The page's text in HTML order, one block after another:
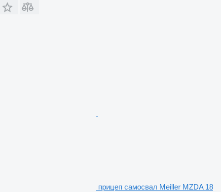
прицеп самосвал Meiller MZDA 18